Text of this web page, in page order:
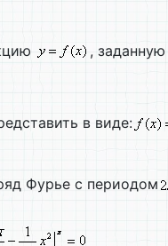
,
в виде:
Фурье с периодом